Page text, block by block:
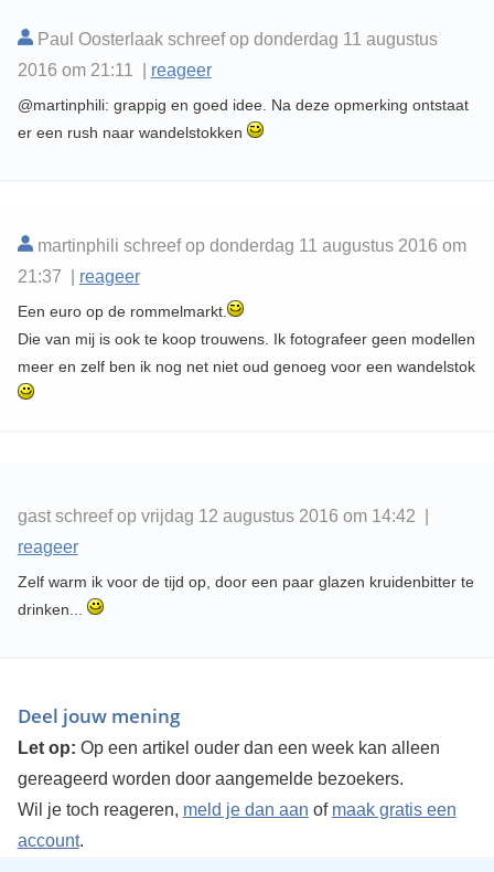
Paul Oosterlaak schreef op donderdag 11 augustus
2016 om 21:11 | reageer
@martinphili: grappig en goed idee. Na deze opmerking ontstaat
er een rush naar wandelstokken
martinphili schreef op donderdag 11 augustus 2016 om
21:37 | reageer
Een euro op de rommelmarkt.
Die van mij is ook te koop trouwens. Ik fotografeer geen modellen
meer en zelf ben ik nog net niet oud genoeg voor een wandelstok
gast schreef op vrijdag 12 augustus 2016 om 14:42 |
reageer
Zelf warm ik voor de tijd op, door een paar glazen kruidenbitter te
drinken...
Deel jouw mening
Let op: Op een artikel ouder dan een week kan alleen
gereageerd worden door aangemelde bezoekers.
Wil je toch reageren, meld je dan aan of maak gratis een
account.